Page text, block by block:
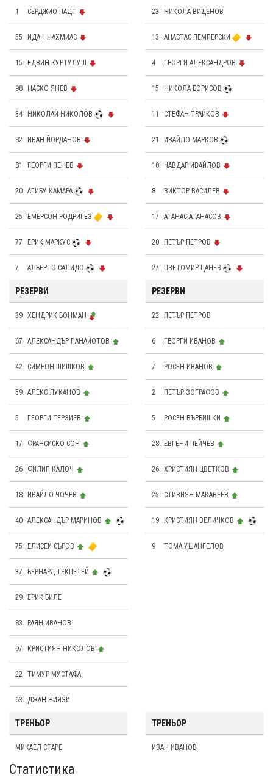
1 СЕРДЖИО ПАДТ
55 ИДАН НАХМИАС
15 ЕДВИН КУРТУЛУШ
98 НАСКО ЯНЕВ
34 НИКОЛАЙ НИКОЛОВ
82 ИВАН ЙОРДАНОВ
81 ГЕОРГИ ПЕНЕВ
20 АГИБУ КАМАРА
25 ЕМЕРСОН РОДРИГЕЗ
77 ЕРИК МАРКУС
7 АЛБЕРТО САЛИДО
РЕЗЕРВИ
39 ХЕНДРИК БОНМАН
67 АЛЕКСАНДЪР ПАНАЙОТОВ
42 СИМЕОН ШИШКОВ
59 АЛЕКС ЛУКАНОВ
5 ГЕОРГИ ТЕРЗИЕВ
17 ФРАНСИСКО СОН
26 ФИЛИП КАЛОЧ
18 ИВАЙЛО ЧОЧЕВ
40 АЛЕКСАНДЪР МАРИНОВ
75 ЕЛИСЕЙ СЪРОВ
37 БЕРНАРД ТЕКПЕТЕЙ
29 ЕРИК БИЛЕ
83 РАЯН ИВАНОВ
97 КРИСТИЯН НИКОЛОВ
22 ТИМУР МУСТАФА
63 ДЖАН НИЯЗИ
23 НИКОЛА ВИДЕНОВ
13 АНАСТАС ПЕМПЕРСКИ
4 ГЕОРГИ АЛЕКСАНДРОВ
15 НИКОЛА БОРИСОВ
11 СТЕФАН ТРАЙКОВ
21 ИВАЙЛО МАРКОВ
10 ЧАВДАР ИВАЙЛОВ
8 ВИКТОР ВАСИЛЕВ
17 АТАНАС АТАНАСОВ
20 ПЕТЪР ПЕТРОВ
27 ЦВЕТОМИР ЦАНЕВ
РЕЗЕРВИ
22 ПЕТЪР ПЕТРОВ
6 ГЕОРГИ ИВАНОВ
7 РОСЕН ИВАНОВ
2 ПЕТЪР ЗОГРАФОВ
5 РОСЕН ВЪРБИШКИ
28 ЕВГЕНИ ПЕЙЧЕВ
26 ХРИСТИЯН ЦВЕТКОВ
25 СТИВИЯН МАКАВЕЕВ
19 КРИСТИЯН ВЕЛИЧКОВ
9 ТОМА УШАНГЕЛОВ
ТРЕНЬОР
МИКАЕЛ СТАРЕ
ТРЕНЬОР
ИВАН ИВАНОВ
Статистика